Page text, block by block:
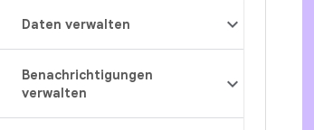
Daten verwalten
Benachrichtigungen
verwalten